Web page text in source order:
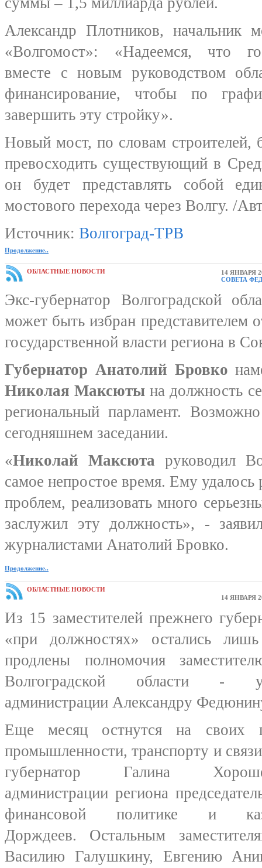
Александр Плотников,
«Волгомост»: «Надеемся, что
вместе с новым руководством
финансирование, чтобы по
завершить эту стройку».
Новый мост, по словам строителей,
превосходить существующий в
он будет представлять собой
мостового перехода через Волгу. /
Источник: Волгоград-ТРВ
Продолжение..
ОБЛАСТНЫЕ НОВОСТИ
14 ЯНВАРЯ
СОВЕТА
Экс-губернатор Волгоградской
может быть избран представителем
государственной власти региона в
Губернатор Анатолий Бровко
Николая Максютына должность
региональный парламент.
сегодняшнем заседании.
«Николай Максюта руководил
самое непростое время. Ему
проблем, реализовать много
заслужил эту должность», -
журналистами Анатолий Бровко.
Продолжение..
ОБЛАСТНЫЕ НОВОСТИ
14 ЯНВАРЯ
Из 15 заместителей прежнего
«при должностях» остались
продлены полномочия
Волгоградской области -
администрации Александру
Еще месяц остнутся на своих
промышленности, транспорту и
губернатор Галина
администрации региона
финансовой политике и
Дорждеев. Остальным
Василию Галушкину, Евгению